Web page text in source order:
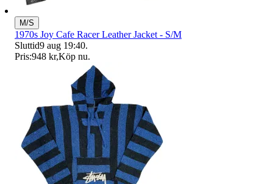
M/S
1970s Joy Cafe Racer Leather Jacket - S/M
Sluttid9 aug 19:40.
Pris:948 kr,Köp nu.